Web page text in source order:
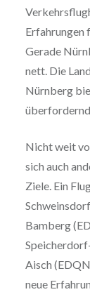
Erfahrungen
Gerade
nett. Die
Nürnberg
Nicht weit
sich auch
Ziele. Ein
Bamberg
Aisch
neue